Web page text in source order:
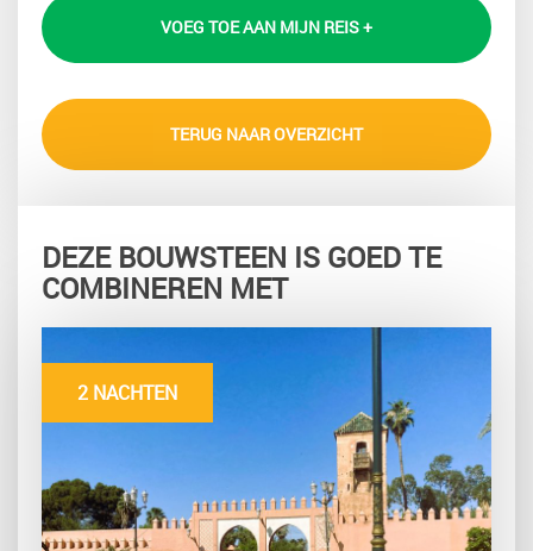
VOEG TOE AAN MIJN REIS +
TERUG NAAR OVERZICHT
DEZE BOUWSTEEN IS GOED TE
COMBINEREN MET
2 NACHTEN